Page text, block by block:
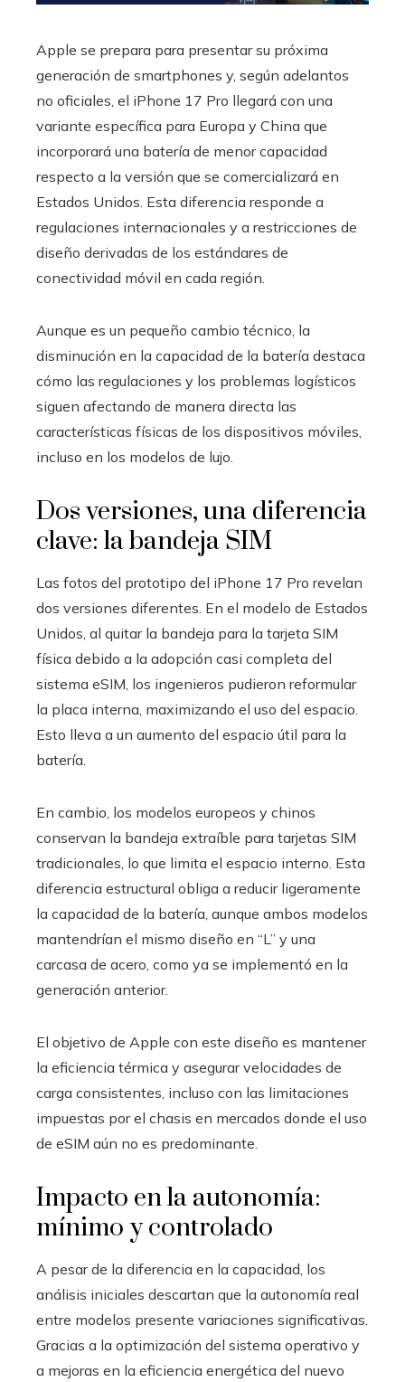
Apple se prepara para presentar su próxima
generación de smartphones y, según adelantos
no oficiales, el iPhone 17 Pro llegará con una
variante específica para Europa y China que
incorporará una batería de menor capacidad
respecto a la versión que se comercializará en
Estados Unidos. Esta diferencia responde a
regulaciones internacionales y a restricciones de
diseño derivadas de los estándares de
conectividad móvil en cada región.
Aunque es un pequeño cambio técnico, la
disminución en la capacidad de la batería destaca
cómo las regulaciones y los problemas logísticos
siguen afectando de manera directa las
características físicas de los dispositivos móviles,
incluso en los modelos de lujo.
Dos versiones, una diferencia
clave: la bandeja SIM
Las fotos del prototipo del iPhone 17 Pro revelan
dos versiones diferentes. En el modelo de Estados
Unidos, al quitar la bandeja para la tarjeta SIM
física debido a la adopción casi completa del
sistema eSIM, los ingenieros pudieron reformular
la placa interna, maximizando el uso del espacio.
Esto lleva a un aumento del espacio útil para la
batería.
En cambio, los modelos europeos y chinos
conservan la bandeja extraíble para tarjetas SIM
tradicionales, lo que limita el espacio interno. Esta
diferencia estructural obliga a reducir ligeramente
la capacidad de la batería, aunque ambos modelos
mantendrían el mismo diseño en “L” y una
carcasa de acero, como ya se implementó en la
generación anterior.
El objetivo de Apple con este diseño es mantener
la eficiencia térmica y asegurar velocidades de
carga consistentes, incluso con las limitaciones
impuestas por el chasis en mercados donde el uso
de eSIM aún no es predominante.
Impacto en la autonomía:
mínimo y controlado
A pesar de la diferencia en la capacidad, los
análisis iniciales descartan que la autonomía real
entre modelos presente variaciones significativas.
Gracias a la optimización del sistema operativo y
a mejoras en la eficiencia energética del nuevo